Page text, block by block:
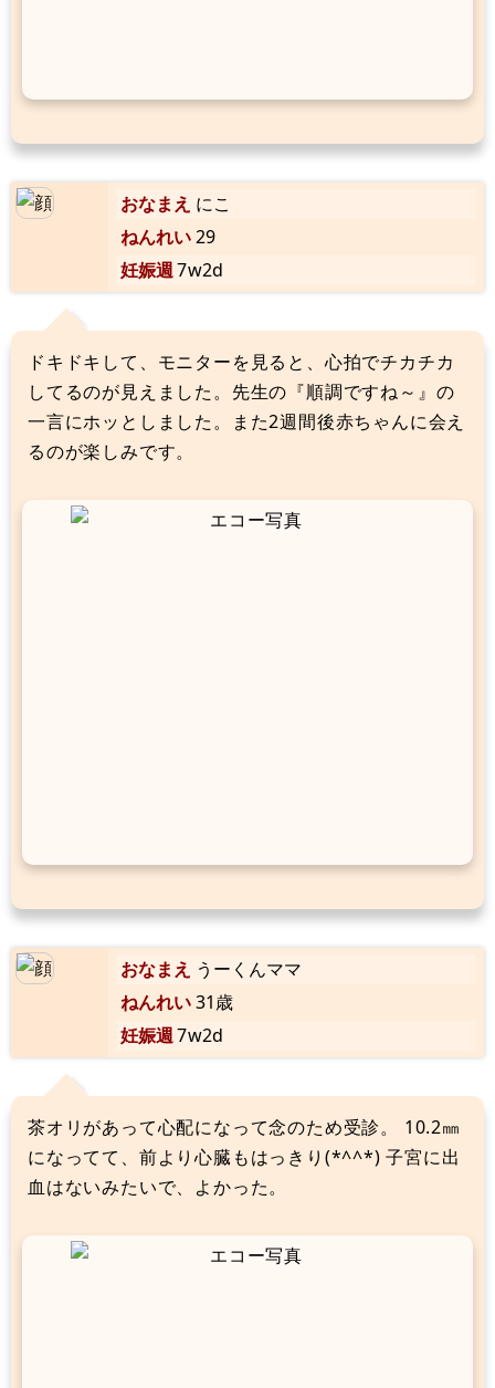
おなまえ にこ
ねんれい29
妊娠週7w2d
ドキドキして、モニターを見ると、心拍でチカチカ
してるのが見えました。先生の『順調ですね～』の
一言にホッとしました。また2週間後赤ちゃんに会え
るのが楽しみです。
おなまえ うーくんママ
ねんれい31歳
妊娠週7w2d
茶オリがあって心配になって念のため受診。 10.2㎜
になってて、前より心臓もはっきり(*^^*) 子宮に出
血はないみたいで、よかった。